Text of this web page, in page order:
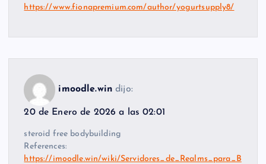
https://www.fionapremium.com/author/yogurtsupply8/
imoodle.win dijo:
20 de Enero de 2026 a las 02:01
steroid free bodybuilding
References:
https://imoodle.win/wiki/Servidores_de_Realms_para_B